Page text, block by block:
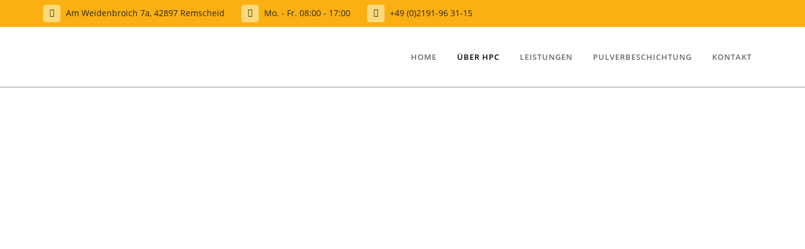
Am Weidenbroich 7a, 42897 Remscheid Mo. - Fr. 08:00 - 17:00 +49 (0)2191-96 31-15
HOME ÜBER HPC LEISTUNGEN PULVERBESCHICHTUNG KONTAKT